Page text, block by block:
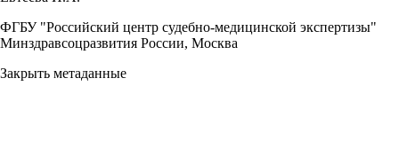
ФГБУ "Российский центр судебно-медицинской экспертизы"
Минздравсоцразвития России, Москва
Закрыть метаданные